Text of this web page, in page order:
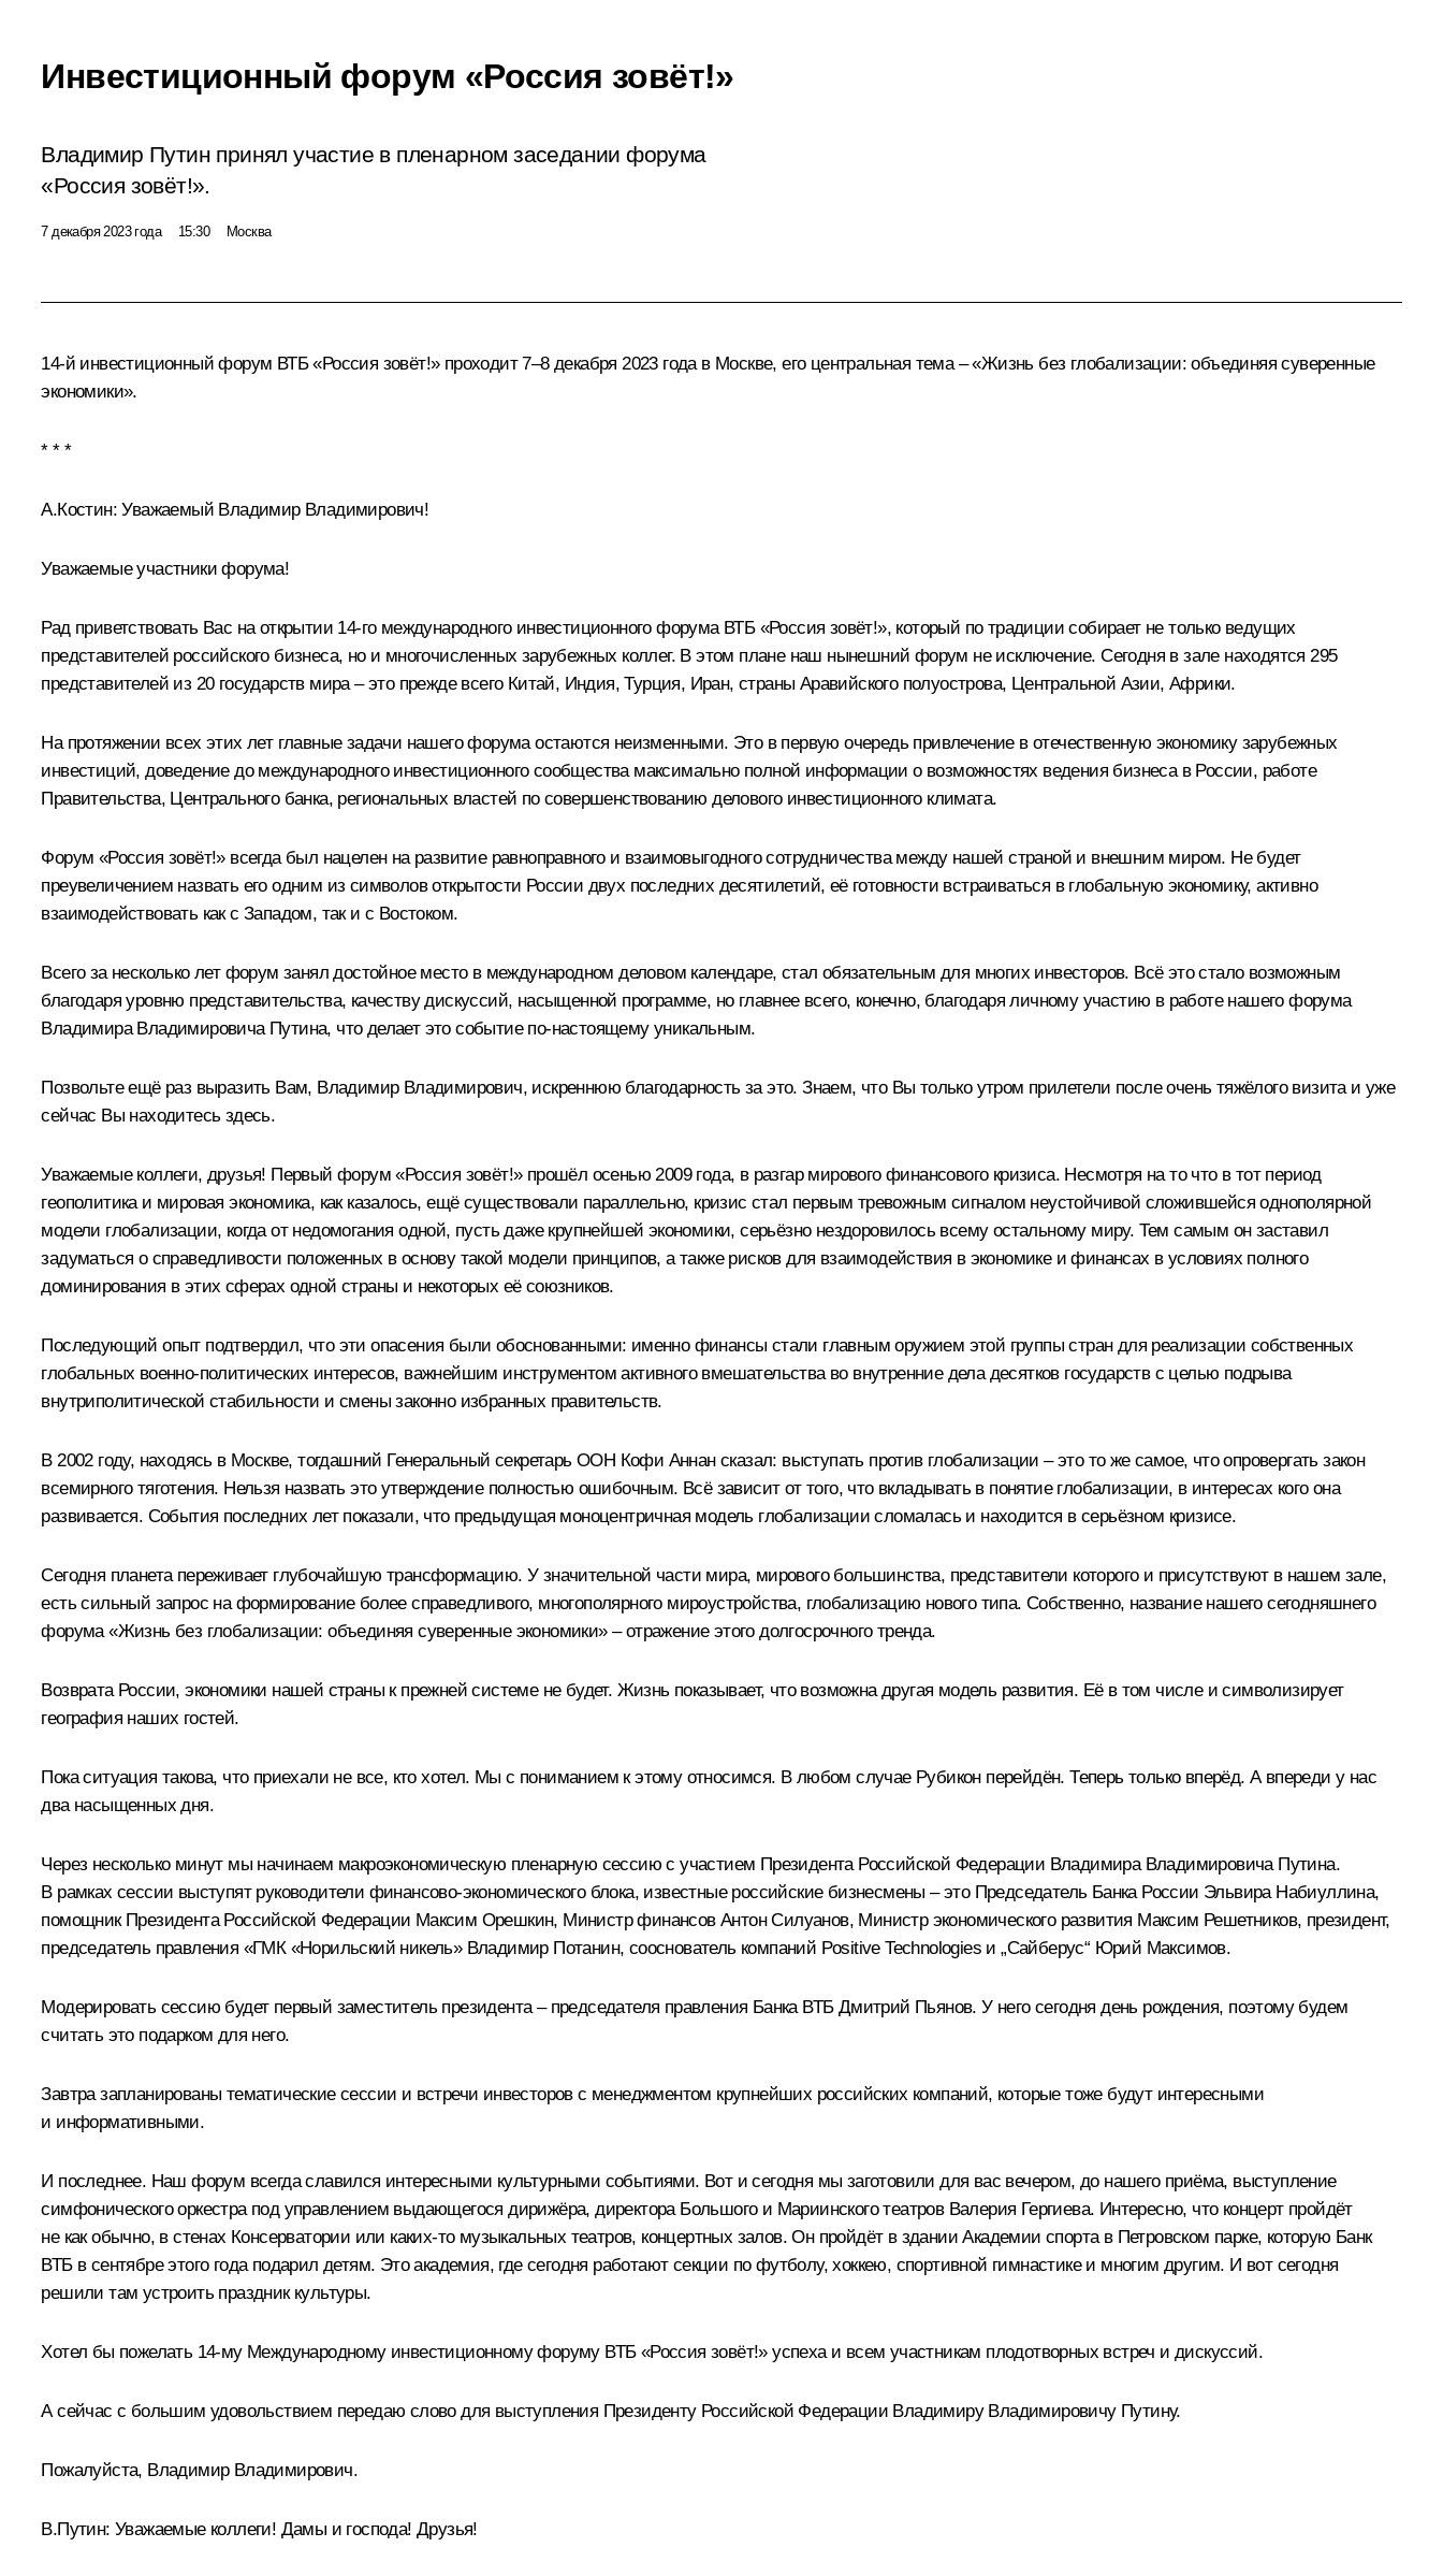
Инвестиционный форум «Россия зовёт!»
Владимир Путин принял участие в пленарном заседании форума
«Россия зовёт!».
7 декабря 2023 года 15:30 Москва
14-й инвестиционный форум ВТБ «Россия зовёт!» проходит 7–8 декабря 2023 года в Москве, его центральная тема – «Жизнь без глобализации: объединяя суверенные
экономики».
* * *
А.Костин:Уважаемый Владимир Владимирович!
Уважаемые участники форума!
Рад приветствовать Вас на открытии 14-го международного инвестиционного форума ВТБ «Россия зовёт!», который по традиции собирает не только ведущих
представителей российского бизнеса, но и многочисленных зарубежных коллег. В этом плане наш нынешний форум не исключение. Сегодня в зале находятся 295
представителей из 20 государств мира – это прежде всего Китай, Индия, Турция, Иран, страны Аравийского полуострова, Центральной Азии, Африки.
На протяжении всех этих лет главные задачи нашего форума остаются неизменными. Это в первую очередь привлечение в отечественную экономику зарубежных
инвестиций, доведение до международного инвестиционного сообщества максимально полной информации о возможностях ведения бизнеса в России, работе
Правительства, Центрального банка, региональных властей по совершенствованию делового инвестиционного климата.
Форум «Россия зовёт!» всегда был нацелен на развитие равноправного и взаимовыгодного сотрудничества между нашей страной и внешним миром. Не будет
преувеличением назвать его одним из символов открытости России двух последних десятилетий, её готовности встраиваться в глобальную экономику, активно
взаимодействовать как с Западом, так и с Востоком.
Всего за несколько лет форум занял достойное место в международном деловом календаре, стал обязательным для многих инвесторов. Всё это стало возможным
благодаря уровню представительства, качеству дискуссий, насыщенной программе, но главнее всего, конечно, благодаря личному участию в работе нашего форума
Владимира Владимировича Путина, что делает это событие по-настоящему уникальным.
Позвольте ещё раз выразить Вам, Владимир Владимирович, искреннюю благодарность за это. Знаем, что Вы только утром прилетели после очень тяжёлого визита и уже
сейчас Вы находитесь здесь.
Уважаемые коллеги, друзья! Первый форум «Россия зовёт!» прошёл осенью 2009 года, в разгар мирового финансового кризиса. Несмотря на то что в тот период
геополитика и мировая экономика, как казалось, ещё существовали параллельно, кризис стал первым тревожным сигналом неустойчивой сложившейся однополярной
модели глобализации, когда от недомогания одной, пусть даже крупнейшей экономики, серьёзно нездоровилось всему остальному миру. Тем самым он заставил
задуматься о справедливости положенных в основу такой модели принципов, а также рисков для взаимодействия в экономике и финансах в условиях полного
доминирования в этих сферах одной страны и некоторых её союзников.
Последующий опыт подтвердил, что эти опасения были обоснованными: именно финансы стали главным оружием этой группы стран для реализации собственных
глобальных военно-политических интересов, важнейшим инструментом активного вмешательства во внутренние дела десятков государств с целью подрыва
внутриполитической стабильности и смены законно избранных правительств.
В 2002 году, находясь в Москве, тогдашний Генеральный секретарь ООН Кофи Аннан сказал: выступать против глобализации – это то же самое, что опровергать закон
всемирного тяготения. Нельзя назвать это утверждение полностью ошибочным. Всё зависит от того, что вкладывать в понятие глобализации, в интересах кого она
развивается. События последних лет показали, что предыдущая моноцентричная модель глобализации сломалась и находится в серьёзном кризисе.
Сегодня планета переживает глубочайшую трансформацию. У значительной части мира, мирового большинства, представители которого и присутствуют в нашем зале,
есть сильный запрос на формирование более справедливого, многополярного мироустройства, глобализацию нового типа. Собственно, название нашего сегодняшнего
форума «Жизнь без глобализации: объединяя суверенные экономики» – отражение этого долгосрочного тренда.
Возврата России, экономики нашей страны к прежней системе не будет. Жизнь показывает, что возможна другая модель развития. Её в том числе и символизирует
география наших гостей.
Пока ситуация такова, что приехали не все, кто хотел. Мы с пониманием к этому относимся. В любом случае Рубикон перейдён. Теперь только вперёд. А впереди у нас
два насыщенных дня.
Через несколько минут мы начинаем макроэкономическую пленарную сессию с участием Президента Российской Федерации Владимира Владимировича Путина.
В рамках сессии выступят руководители финансово-экономического блока, известные российские бизнесмены – это Председатель Банка России Эльвира Набиуллина,
помощник Президента Российской Федерации Максим Орешкин, Министр финансовАнтон Силуанов, Министр экономического развития Максим Решетников, президент,
председатель правления «ГМК «Норильский никель» Владимир Потанин, сооснователь компаний Positive Technologies и „Сайберус“ Юрий Максимов.
Модерировать сессию будет первый заместитель президента – председателя правления Банка ВТБ Дмитрий Пьянов. У него сегодня день рождения, поэтому будем
считать это подарком для него.
Завтра запланированы тематические сессии и встречи инвесторов с менеджментом крупнейших российских компаний, которые тоже будут интересными
и информативными.
И последнее. Наш форум всегда славился интересными культурными событиями. Вот и сегодня мы заготовили для вас вечером, до нашего приёма, выступление
симфонического оркестра под управлением выдающегося дирижёра, директора Большого и Мариинского театров Валерия Гергиева. Интересно, что концерт пройдёт
не как обычно, в стенах Консерватории или каких-то музыкальных театров, концертных залов. Он пройдёт в здании Академии спорта в Петровском парке, которую Банк
ВТБ в сентябре этого года подарил детям. Это академия, где сегодня работают секции по футболу, хоккею, спортивной гимнастике и многим другим. И вот сегодня
решили там устроить праздник культуры.
Хотел бы пожелать 14-му Международному инвестиционному форуму ВТБ «Россия зовёт!» успеха и всем участникам плодотворных встреч и дискуссий.
А сейчас с большим удовольствием передаю слово для выступления Президенту Российской Федерации Владимиру Владимировичу Путину.
Пожалуйста, Владимир Владимирович.
В.Путин: Уважаемые коллеги! Дамы и господа! Друзья!